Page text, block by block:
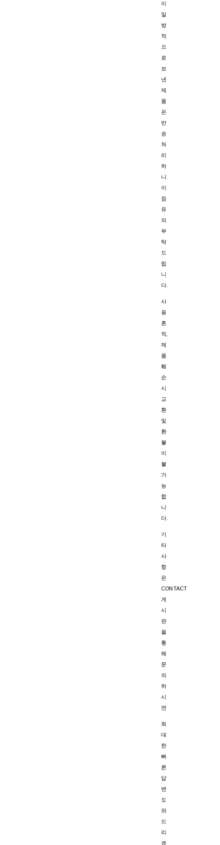
이
일
방
적
으
로
보
낸
제
품
은
반
송
처
리
하
니
이
점
유
의
부
탁
드
립
니
다.
사
용
흔
적,
제
품
훼
손
시
교
환
및
환
불
이
불
가
능
합
니
다.
기
타
사
항
은
CONTACT
게
시
판
을
통
해
문
의
하
시
면
최
대
한
빠
른
답
변
도
와
드
리
겠